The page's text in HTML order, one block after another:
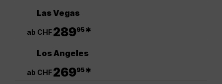
Las Vegas
ab CHF28995*
Los Angeles
ab CHF26995*